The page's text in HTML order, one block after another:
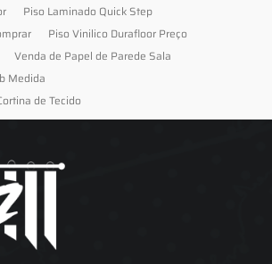
Piso Laminado Quick Step
Piso Vinilico Durafloor Preço
Venda de Papel de Parede Sala
Medida
de Tecido